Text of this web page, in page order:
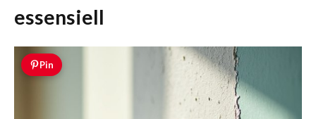
essensiell
Pin